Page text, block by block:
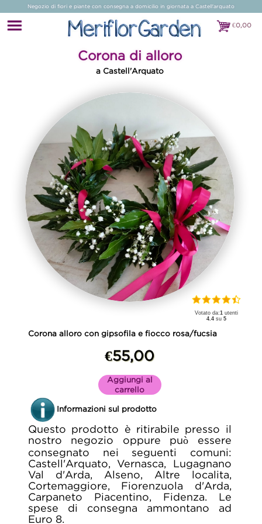
Negozio di fiori e piante con consegna a domicilio in giornata a Castell'arquato
€0,00
€0,00
Corona di alloro
a Castell'Arquato
Votato da:1 utenti
4.4 su5
Corona alloro con gipsofila e fiocco rosa/fucsia
€55,00
Aggiungi al
carrello
Informazioni sul prodotto
Questo prodotto è ritirabile presso il
nostro negozio oppure può essere
consegnato nei seguenti comuni:
Castell'Arquato, Vernasca, Lugagnano
Val d'Arda, Alseno, Altre localita,
Cortemaggiore, Fiorenzuola d'Arda,
Carpaneto Piacentino, Fidenza. Le
spese di consegna ammontano ad
Euro 8.